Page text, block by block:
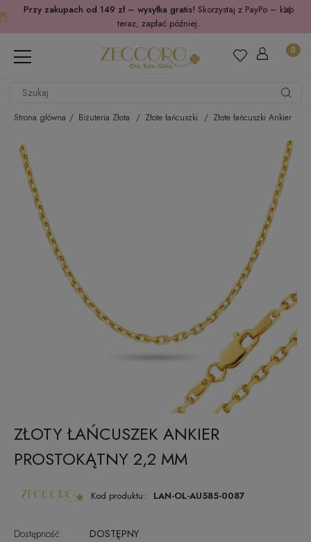
Przy zakupach od 149 zł – wysyłka gratis! Skorzystaj z PayPo – kup
teraz, zapłać później.
Strona główna Biżuteria Złota Złote łańcuszki Złote łańcuszki Ankier
ZŁOTY ŁAŃCUSZEK ANKIER
PROSTOKĄTNY 2,2 MM
Kod produktu: LAN-OL-AU585-0087
Dostępność:
DOSTĘPNY